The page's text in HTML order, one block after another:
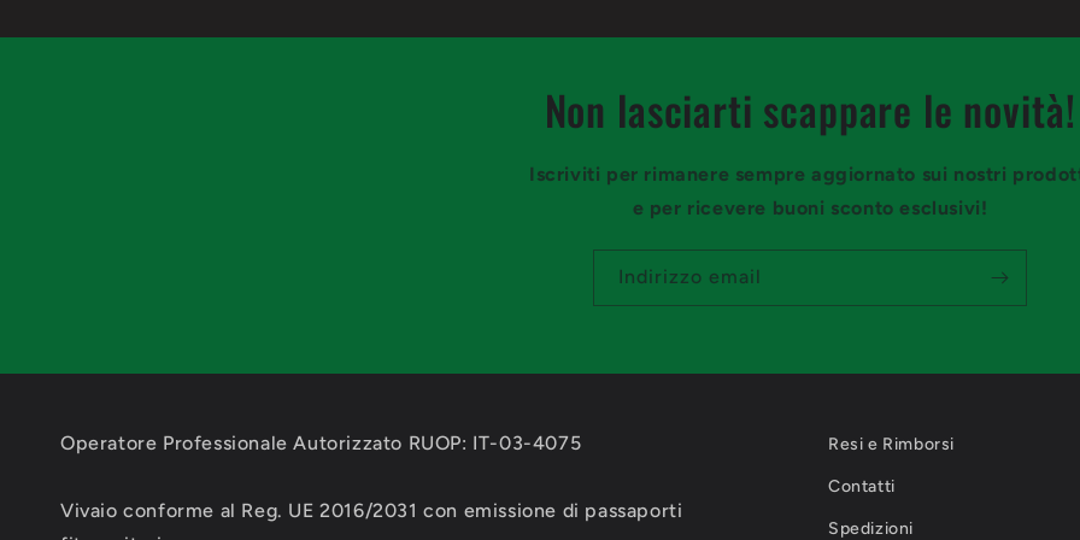
Non lasciarti scappare le novità!
Iscriviti per rimanere sempre aggiornato sui nostri
e per ricevere buoni sconto esclusivi!
Indirizzo email
Operatore Professionale Autorizzato RUOP: IT-03-4075
Vivaio conforme al Reg. UE 2016/2031 con emissione di passaporti
Resi e Rimborsi
Contatti
Spedizioni